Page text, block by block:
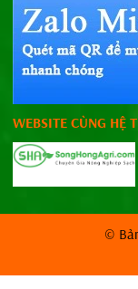
WEBSITE CÙNG HỆ
©